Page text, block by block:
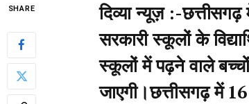
SHARE
दिव्या न्यूज़ :-
सरकारी स्कूलों के
स्कूलों में पढ़ने वाले
जाएगी।छत्तीसगढ़ में